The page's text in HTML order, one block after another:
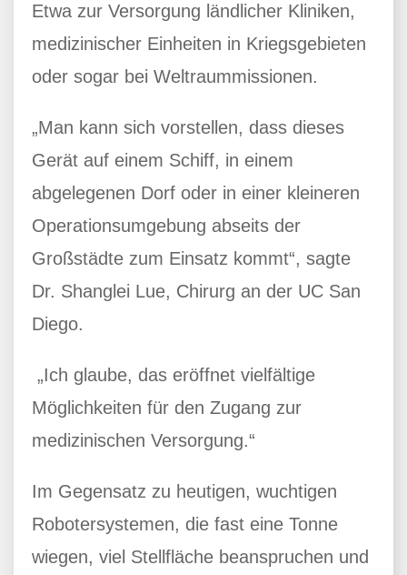
Etwa zur Versorgung ländlicher Kliniken,
medizinischer Einheiten in Kriegsgebieten
oder sogar bei Weltraummissionen.
„Man kann sich vorstellen, dass dieses
Gerät auf einem Schiff, in einem
abgelegenen Dorf oder in einer kleineren
Operationsumgebung abseits der
Großstädte zum Einsatz kommt“, sagte
Dr. Shanglei Lue, Chirurg an der UC San
Diego.
„Ich glaube, das eröffnet vielfältige
Möglichkeiten für den Zugang zur
medizinischen Versorgung.“
Im Gegensatz zu heutigen, wuchtigen
Robotersystemen, die fast eine Tonne
wiegen, viel Stellfläche beanspruchen und